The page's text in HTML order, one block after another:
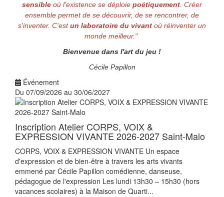
sensible où l’existence se déploie poétiquement. Créer
ensemble permet de se découvrir, de se rencontrer, de
s'inventer. C'estun laboratoire du vivant où réinventer un
monde meilleur."
Bienvenue dans l'art du jeu !
Cécile Papillon
Événement
Du 07/09/2026 au 30/06/2027
Inscription Atelier CORPS, VOIX &
EXPRESSION VIVANTE 2026-2027 Saint-Malo
CORPS, VOIX & EXPRESSION VIVANTE Un espace
d'expression et de bien-être à travers les arts vivants
emmené par Cécile Papillon comédienne, danseuse,
pédagogue de l'expression Les lundi 13h30 – 15h30 (hors
vacances scolaires) à la Maison de Quarti...